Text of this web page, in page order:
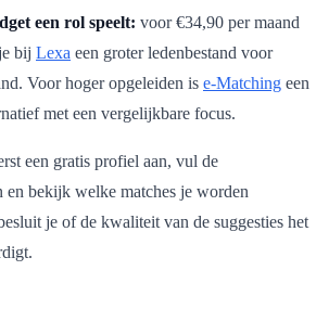
een rol speelt: voor €34,90 per maand
bij Lexa een groter ledenbestand voor
Voor hoger opgeleiden is e-Matching een
met een vergelijkbare focus.
een gratis profiel aan, vul de
en bekijk welke matches je worden
je of de kwaliteit van de suggesties het